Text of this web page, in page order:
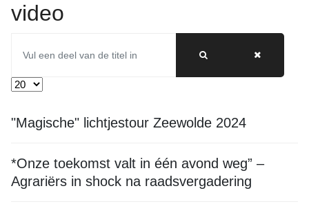
video
Toon #
"Magische" lichtjestour Zeewolde 2024
*Onze toekomst valt in één avond weg” –
Agrariërs in shock na raadsvergadering